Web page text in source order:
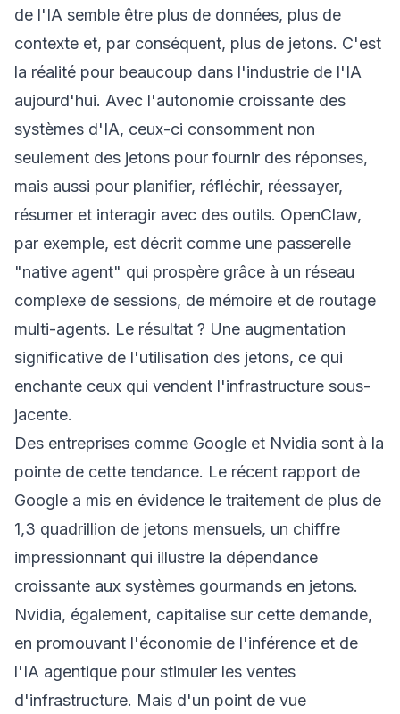
de l'IA semble être plus de données, plus de
contexte et, par conséquent, plus de jetons. C'est
la réalité pour beaucoup dans l'industrie de l'IA
aujourd'hui. Avec l'autonomie croissante des
systèmes d'IA, ceux-ci consomment non
seulement des jetons pour fournir des réponses,
mais aussi pour planifier, réfléchir, réessayer,
résumer et interagir avec des outils. OpenClaw,
par exemple, est décrit comme une passerelle
"native agent" qui prospère grâce à un réseau
complexe de sessions, de mémoire et de routage
multi-agents. Le résultat ? Une augmentation
significative de l'utilisation des jetons, ce qui
enchante ceux qui vendent l'infrastructure sous-
jacente.
Des entreprises comme Google et Nvidia sont à la
pointe de cette tendance. Le récent rapport de
Google a mis en évidence le traitement de plus de
1,3 quadrillion de jetons mensuels, un chiffre
impressionnant qui illustre la dépendance
croissante aux systèmes gourmands en jetons.
Nvidia, également, capitalise sur cette demande,
en promouvant l'économie de l'inférence et de
l'IA agentique pour stimuler les ventes
d'infrastructure. Mais d'un point de vue